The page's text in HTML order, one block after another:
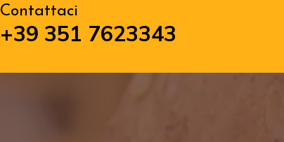
Contattaci
+39 351 7623343